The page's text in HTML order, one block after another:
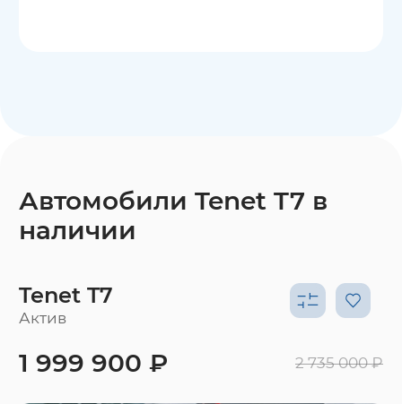
Автомобили Tenet T7 в
наличии
Tenet T7
Актив
1 999 900 ₽ 2 735 000 ₽